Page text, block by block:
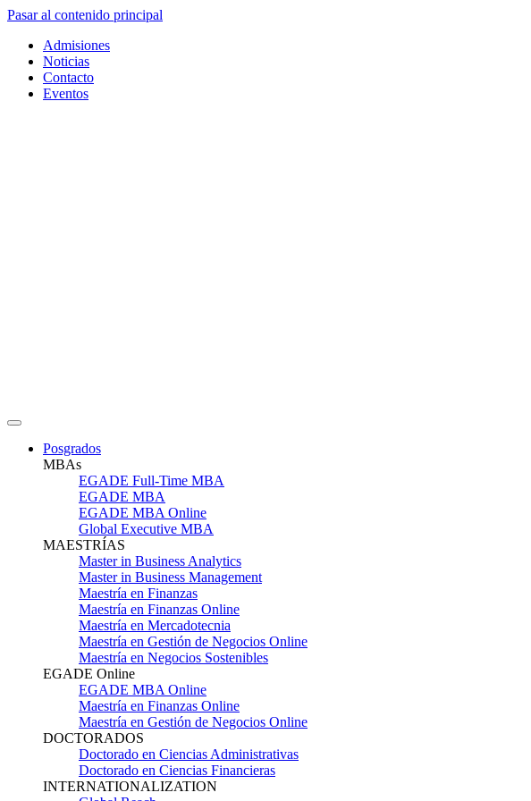
Pasar al contenido principal
Admisiones
Noticias
Contacto
Eventos
Posgrados
MBAs
EGADE Full-Time MBA
EGADE MBA
EGADE MBA Online
Global Executive MBA
MAESTRÍAS
Master in Business Analytics
Master in Business Management
Maestría en Finanzas
Maestría en Finanzas Online
Maestría en Mercadotecnia
Maestría en Gestión de Negocios Online
Maestría en Negocios Sostenibles
EGADE Online
EGADE MBA Online
Maestría en Finanzas Online
Maestría en Gestión de Negocios Online
DOCTORADOS
Doctorado en Ciencias Administrativas
Doctorado en Ciencias Financieras
INTERNATIONALIZATION